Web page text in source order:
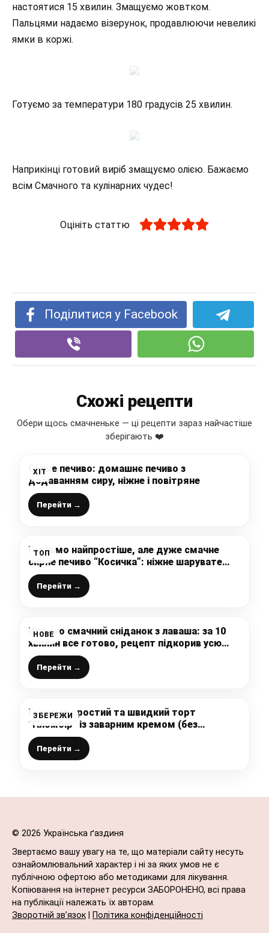
настоятися 15 хвилин. Змащуємо жовтком.
Пальцями надаємо візерунок, продавлюючи невеликі
ямки в коржі.
Готуємо за температури 180 градусів 25 хвилин.
Наприкінці готовий виріб змащуємо олією. Бажаємо
всім Смачного та кулінарних чудес!
Оцініть статтю
Поділитися у Facebook
Схожі рецепти
Обери щось смачненьке — ці рецепти зараз найчастіше
зберігають ❤️
ХІТ
Сирне печиво: домашнє печиво з
додаванням сиру, ніжне і повітряне
Перейти →
ТОП
Готуємо найпростіше, але дуже смачне
сирне печиво “Косичка”: ніжне шарувате
тісто та гарна і оригінальна форма –
ідеально до чаю
Перейти →
НОВЕ
Шалено смачний сніданок з лаваша: за 10
хвилин все готово, рецепт підкорив усю
мою родину
Перейти →
ЗБЕРЕЖИ
Готуємо простий та швидкий торт
“Пломбір” із заварним кремом (без
випічки): виходить дуже смачний десерт
для домашнього чаювання. Торт із печива
Перейти →
© 2026 Українська ґаздиня
Звертаємо вашу увагу на те, що матеріали сайту несуть
ознайомлювальний характер і ні за яких умов не є
публічною офертою або методиками для лікування.
Копіювання на інтернет ресурси ЗАБОРОНЕНО, всі права
на публікації належать їх авторам.
Зворотній зв’язок
Політика конфіденційності